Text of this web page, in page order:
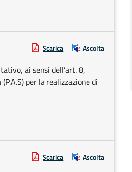
Scarica Ascolta
ai sensi dell’art. 8,
per la realizzazione di
Scarica Ascolta